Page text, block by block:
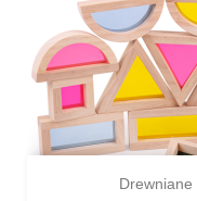
Drewniane